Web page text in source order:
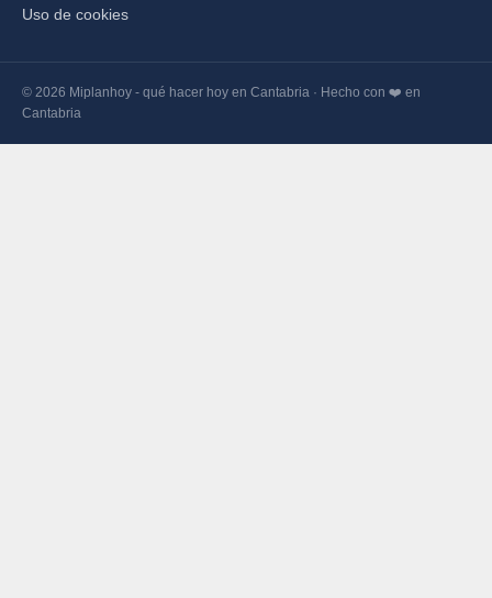
Uso de cookies
© 2026 Miplanhoy - qué hacer hoy en Cantabria · Hecho con ❤️ en
Cantabria